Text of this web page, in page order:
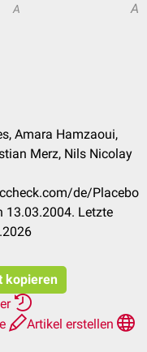
A A
Amara Hamzaoui,
Merz, Nils Nicolay
de/Placebo
13.03.2004. Letzte
kopieren
Artikel erstellen